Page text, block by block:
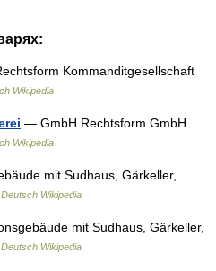
Kommanditgesellschaft
Wikipedia
— GmbH Rechtsform GmbH
Wikipedia
mit Sudhaus, Gärkeller,
Deutsch Wikipedia
mit Sudhaus, Gärkeller,
Deutsch Wikipedia